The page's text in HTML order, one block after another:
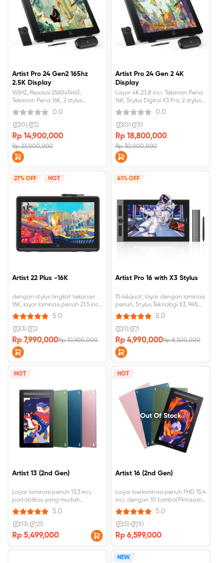
Artist Pro 24 Gen2 165hz
2.5K Display
165HZ, Resolusi 2560x1440,
Tekanan Pena 16K, 2 stylus
dikemas
0.0
(0) 2
Rp 14,900,000
Rp 23,000,000
Artist Pro 24 Gen 2 4K
Display
Layar 4K 23,8 inci, Tekanan Pena
16K, Stylus Digital X3 Pro, 2 stylus
dikemas
0.0
(0) 0
Rp 18,800,000
Rp 30,000,000
27% OFF HOT
Artist 22 Plus -16K
dengan stylus tingkat tekanan
16K, layar laminasi penuh 21.5 inci,
130% sRGB, resolusi 1920 x 1080,
dudukan lipat bawaan
5.0
(3) 2
Rp 7,990,000Rp 10,900,000
41% OFF
Artist Pro 16 with X3 Stylus
15.4&quot; layar dengan laminasi
penuh, Stylus Teknologi X3, 94%
NTSC
5.0
(1) 1
Rp 4,990,000Rp 8,500,000
HOT
Artist 13 (2nd Gen)
Layar laminasi penuh 13,3 inci,
portabilitas yang mudah
Teknologi X3 baru, kekuatan
aktivasi awal 3 gram Gamut
warna yang lebar, 96% Adobe
RGB Tersedia dalam empat
warna cerah.
5.0
(13) 25
Rp 5,499,000
HOT
Out Of Stock
Artist 16 (2nd Gen)
Layar berlaminasi penuh FHD 15,4
inci, dengan 10 tombol Pintasan,
127% sRGB Color Gamut， stylus
bertenaga X3.
5.0
(5) 10
Rp 6,599,000
NEW